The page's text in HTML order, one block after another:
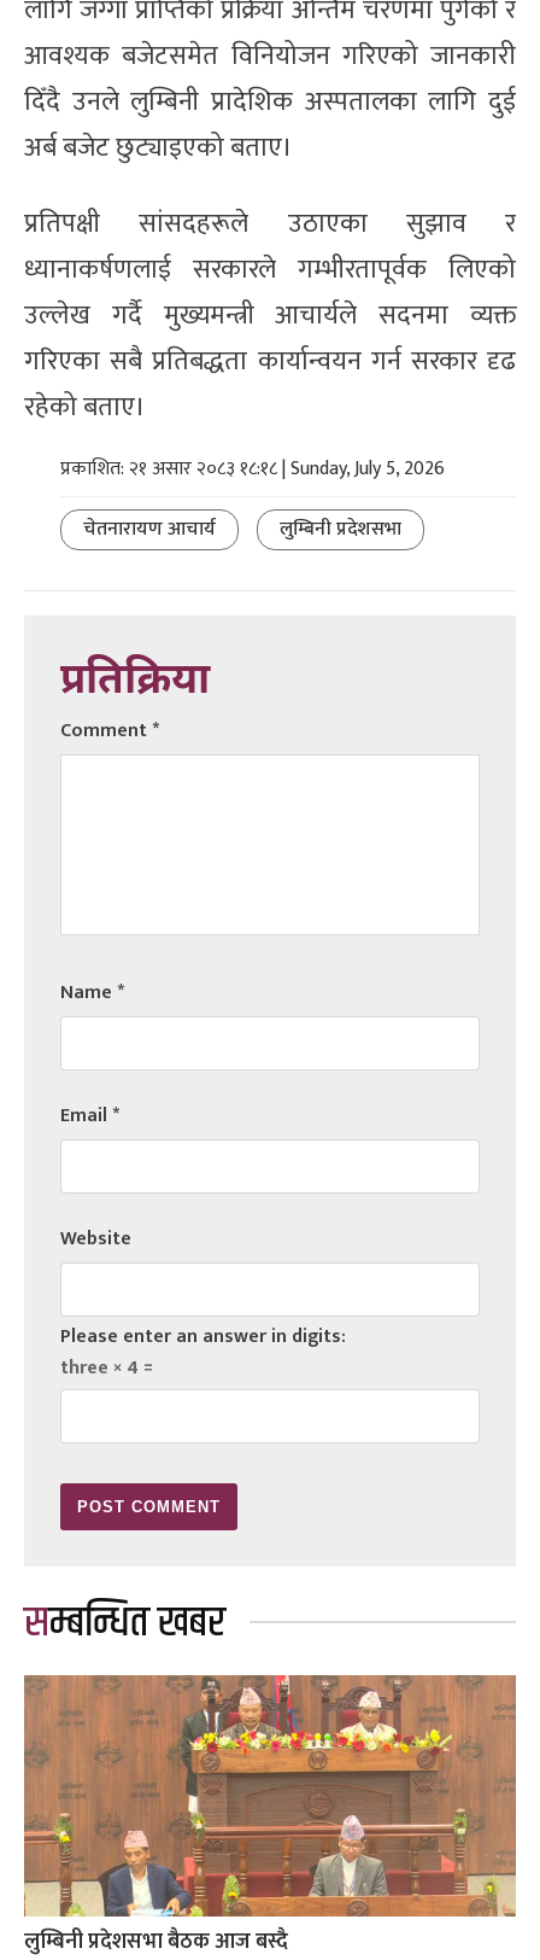
लागि जग्गा प्राप्तिको प्रक्रिया अन्तिम चरणमा पुगेको र
आवश्यक बजेटसमेत विनियोजन गरिएको जानकारी
दिँदै उनले लुम्बिनी प्रादेशिक अस्पतालका लागि दुई
अर्ब बजेट छुट्याइएको बताए।
प्रतिपक्षी सांसदहरूले उठाएका सुझाव र
ध्यानाकर्षणलाई सरकारले गम्भीरतापूर्वक लिएको
उल्लेख गर्दै मुख्यमन्त्री आचार्यले सदनमा व्यक्त
गरिएका सबै प्रतिबद्धता कार्यान्वयन गर्न सरकार दृढ
रहेको बताए।
प्रकाशित: २१ असार २०८३ १८:१८ | Sunday, July 5, 2026
चेतनारायण आचार्य
लुम्बिनी प्रदेशसभा
प्रतिक्रिया
Comment*
Name*
Email*
Website
Please enter an answer in digits:
three × 4 =
सम्बन्धित खबर
लुम्बिनी प्रदेशसभा बैठक आज बस्दै